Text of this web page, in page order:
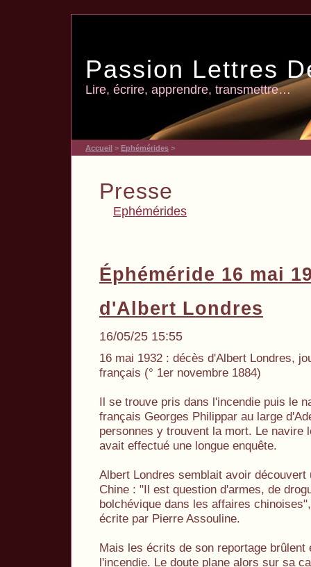
Passion Lettres
Lire, écrire, apprendre, transmettre…
Accueil > Ephémérides >
Presse
Ephémérides
Éphéméride 16 mai
d'Albert Londres
16/05/25 15:55
16 mai 1932 : décès d'Albert Londres,
français (° 1er novembre 1884)
Il se trouve pris dans l'incendie puis le
français Georges Philippar au large
personnes y trouvent la mort. Le navire
avait effectué une longue enquête.
Albert Londres semblait avoir découvert
Chine : "Il est question d'armes, de
bolchévique dans les affaires
écrite par Pierre Assouline.
Mais les écrits de son reportage brûlent
l'incendie. Le doute plane alors sur sa